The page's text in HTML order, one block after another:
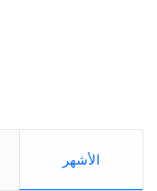
الأشهر